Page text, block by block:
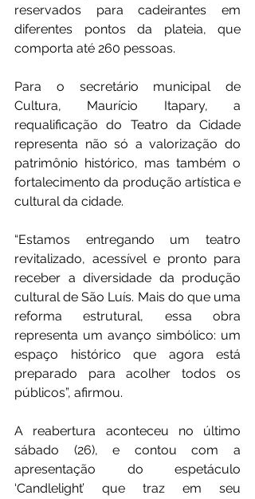
reservados para cadeirantes em
diferentes pontos da plateia, que
comporta até 260 pessoas.
Para o secretário municipal de
Cultura, Maurício Itapary, a
requalificação do Teatro da Cidade
representa não só a valorização do
patrimônio histórico, mas também o
fortalecimento da produção artística e
cultural da cidade.
“Estamos entregando um teatro
revitalizado, acessível e pronto para
receber a diversidade da produção
cultural de São Luís. Mais do que uma
reforma estrutural, essa obra
representa um avanço simbólico: um
espaço histórico que agora está
preparado para acolher todos os
públicos”, afirmou.
A reabertura aconteceu no último
sábado (26), e contou com a
apresentação do espetáculo
‘Candlelight’ que traz em seu